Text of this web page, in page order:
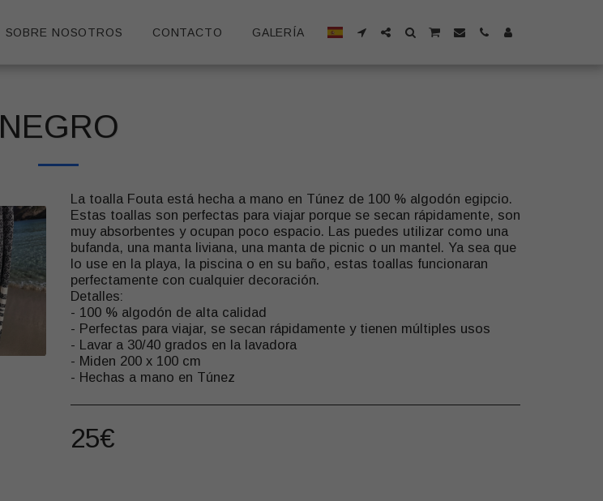
SOBRE NOSOTROS CONTACTO GALERÍA
NEGRO
La toalla Fouta está hecha a mano en Túnez de 100 % algodón egipcio.
Estas toallas son perfectas para viajar porque se secan rápidamente, son
muy absorbentes y ocupan poco espacio. Las puedes utilizar como una
bufanda, una manta liviana, una manta de picnic o un mantel. Ya sea que
lo use en la playa, la piscina o en su baño, estas toallas funcionaran
perfectamente con cualquier decoración.
Detalles:
- 100 % algodón de alta calidad
- Perfectas para viajar, se secan rápidamente y tienen múltiples usos
- Lavar a 30/40 grados en la lavadora
- Miden 200 x 100 cm
- Hechas a mano en Túnez
25€